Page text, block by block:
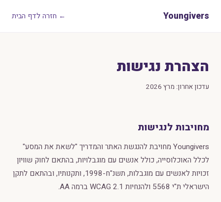
Youngivers ← חזרה לדף הבית
הצהרת נגישות
עדכון אחרון: מרץ 2026
מחויבות לנגישות
Youngivers מחויבת להנגשת האתר והמדריך "לשאת את המסע"
לכלל האוכלוסייה, כולל אנשים עם מוגבלויות, בהתאם לחוק שוויון
זכויות לאנשים עם מוגבלות, תשנ"ח-1998, ותקנותיו, ובהתאם לתקן
הישראלי ת"י 5568 ולהנחיות WCAG 2.1 ברמה AA.